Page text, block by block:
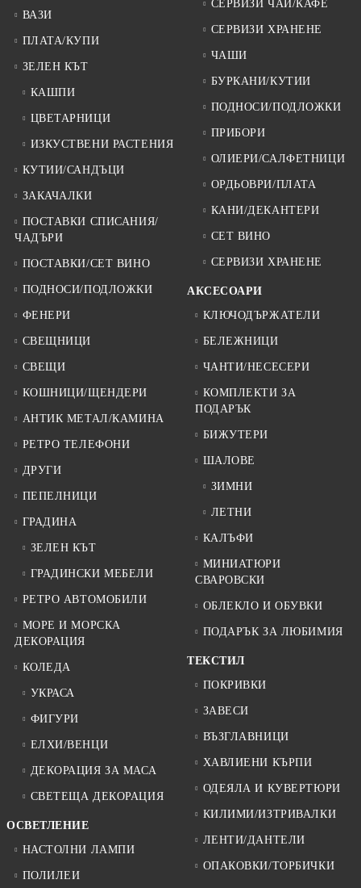
ВАЗИ
ПЛАТА/КУПИ
ЗЕЛЕН КЪТ
КАШПИ
ЦВЕТАРНИЦИ
ИЗКУСТВЕНИ РАСТЕНИЯ
КУТИИ/САНДЪЦИ
ЗАКАЧАЛКИ
ПОСТАВКИ СПИСАНИЯ/
ЧАДЪРИ
ПОСТАВКИ/СЕТ ВИНО
ПОДНОСИ/ПОДЛОЖКИ
ФЕНЕРИ
СВЕЩНИЦИ
СВЕЩИ
КОШНИЦИ/ЩЕНДЕРИ
АНТИК МЕТАЛ/КАМИНА
РЕТРО ТЕЛЕФОНИ
ДРУГИ
ПЕПЕЛНИЦИ
ГРАДИНА
ЗЕЛЕН КЪТ
ГРАДИНСКИ МЕБЕЛИ
РЕТРО АВТОМОБИЛИ
МОРЕ И МОРСКА
ДЕКОРАЦИЯ
КОЛЕДА
УКРАСА
ФИГУРИ
ЕЛХИ/ВЕНЦИ
ДЕКОРАЦИЯ ЗА МАСА
СВЕТЕЩА ДЕКОРАЦИЯ
ОСВЕТЛЕНИЕ
НАСТОЛНИ ЛАМПИ
ПОЛИЛЕИ
СЕРВИЗИ ЧАЙ/КАФЕ
СЕРВИЗИ ХРАНЕНЕ
ЧАШИ
БУРКАНИ/КУТИИ
ПОДНОСИ/ПОДЛОЖКИ
ПРИБОРИ
ОЛИЕРИ/САЛФЕТНИЦИ
ОРДЬОВРИ/ПЛАТА
КАНИ/ДЕКАНТЕРИ
СЕТ ВИНО
СЕРВИЗИ ХРАНЕНЕ
АКСЕСОАРИ
КЛЮЧОДЪРЖАТЕЛИ
БЕЛЕЖНИЦИ
ЧАНТИ/НЕСЕСЕРИ
КОМПЛЕКТИ ЗА
ПОДАРЪК
БИЖУТЕРИ
ШАЛОВЕ
ЗИМНИ
ЛЕТНИ
КАЛЪФИ
МИНИАТЮРИ
СВАРОВСКИ
ОБЛЕКЛО И ОБУВКИ
ПОДАРЪК ЗА ЛЮБИМИЯ
ТЕКСТИЛ
ПОКРИВКИ
ЗАВЕСИ
ВЪЗГЛАВНИЦИ
ХАВЛИЕНИ КЪРПИ
ОДЕЯЛА И КУВЕРТЮРИ
КИЛИМИ/ИЗТРИВАЛКИ
ЛЕНТИ/ДАНТЕЛИ
ОПАКОВКИ/ТОРБИЧКИ